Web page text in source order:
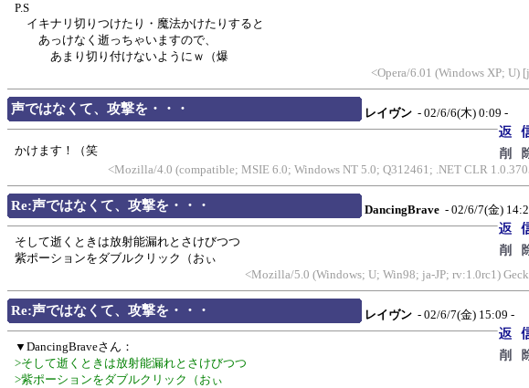
P.S
イキナリ切りつけたり・魔法かけたりすると
あっけなく逝っちゃいますので、
あまり切り付けないようにｗ（爆
<Opera/6.01 (Windows XP; U)
声ではなくて、攻撃を・・・ レイヴン - 02/6/6(木) 0:09 -
かけます！（笑
<Mozilla/4.0 (compatible; MSIE 6.0; Windows NT 5.0; Q312461; .NET CLR
Re:声ではなくて、攻撃を・・・ DancingBrave - 02/6/7(金)
そして逝くときは放射能漏れとさけびつつ
紫ポーションをダブルクリック（おぃ
<Mozilla/5.0 (Windows; U; Win98; ja-JP; rv:1.0rc1)
Re:声ではなくて、攻撃を・・・ レイヴン - 02/6/7(金) 15:09 -
▼DancingBraveさん：
>そして逝くときは放射能漏れとさけびつつ
>紫ポーションをダブルクリック（おぃ